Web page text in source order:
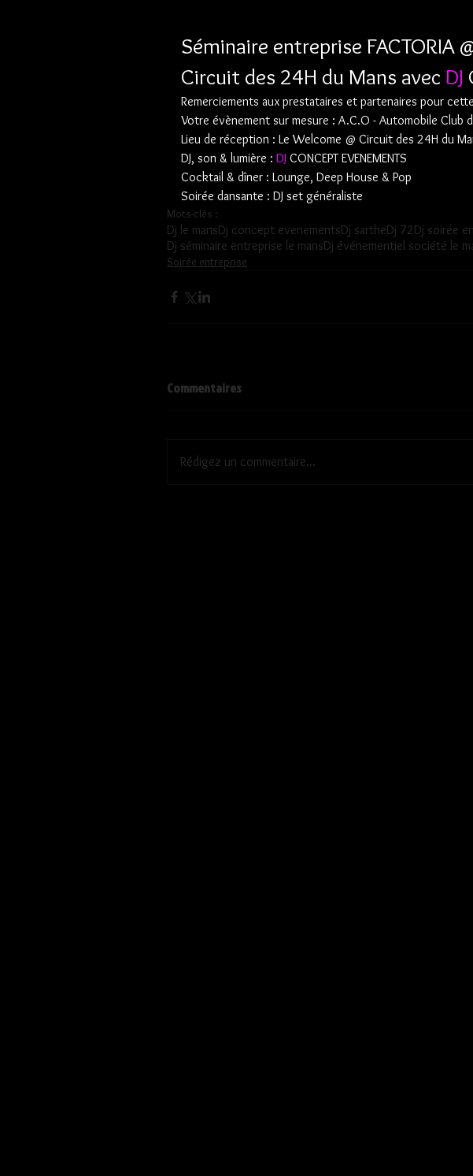
Séminaire entreprise FACTORIA
Circuit des 24H du Mans avec DJ
Remerciements aux prestataires et partenaires pour
Votre évènement sur mesure : A.C.O - Automobile Club
Lieu de réception : Le Welcome @ Circuit des 24H du
DJ, son & lumière : DJ CONCEPT EVENEMENTS
Cocktail & dîner : Lounge, Deep House & Pop
Soirée dansante : DJ set généraliste
Mots-clés :
Dj le mansDj concept evenementsDj sartheDj 72Dj soirée
Dj séminaire entreprise le mansDj événementiel société le
Soirée entreprise
Commentaires
Rédigez un commentaire...